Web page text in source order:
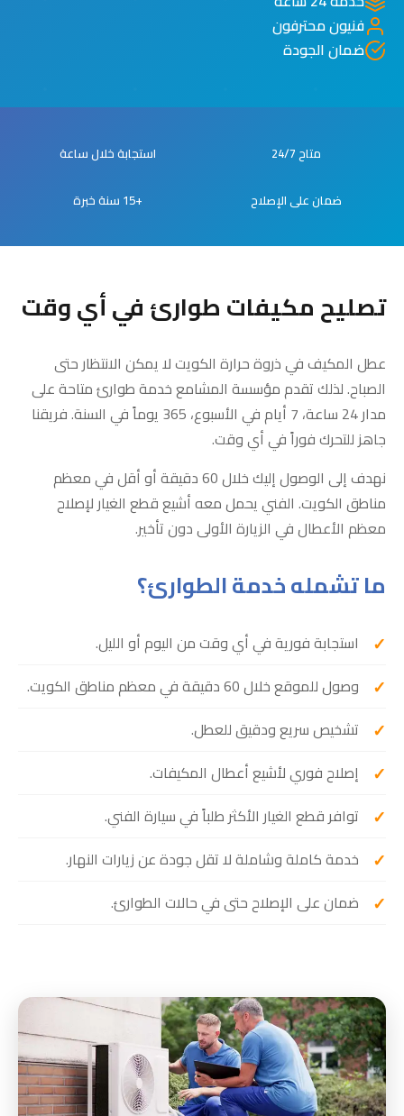
فنيون محترفون
ضمان الجودة
متاح 24/7 استجابة خلال ساعة
ضمان على الإصلاح +15 سنة خبرة
تصليح مكيفات طوارئ في أي وقت
عطل المكيف في ذروة حرارة الكويت لا يمكن الانتظار حتى
الصباح. لذلك تقدم مؤسسة المشامع خدمة طوارئ متاحة على
مدار 24 ساعة، 7 أيام في الأسبوع، 365 يوماً في السنة. فريقنا
جاهز للتحرك فوراً في أي وقت.
نهدف إلى الوصول إليك خلال 60 دقيقة أو أقل في معظم
مناطق الكويت. الفني يحمل معه أشيع قطع الغيار لإصلاح
معظم الأعطال في الزيارة الأولى دون تأخير.
ما تشمله خدمة الطوارئ؟
استجابة فورية في أي وقت من اليوم أو الليل.
وصول للموقع خلال 60 دقيقة في معظم مناطق الكويت.
تشخيص سريع ودقيق للعطل.
إصلاح فوري لأشيع أعطال المكيفات.
توافر قطع الغيار الأكثر طلباً في سيارة الفني.
خدمة كاملة وشاملة لا تقل جودة عن زيارات النهار.
ضمان على الإصلاح حتى في حالات الطوارئ.